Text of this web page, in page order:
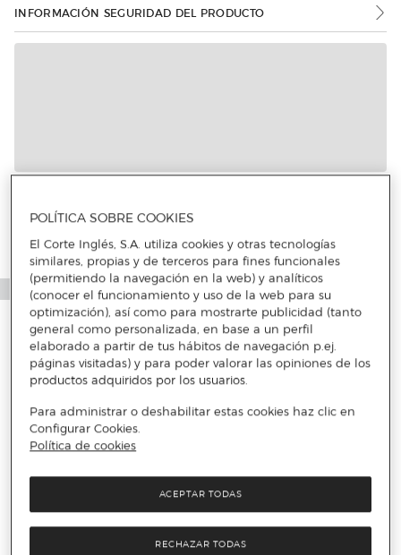
INFORMACIÓN SEGURIDAD DEL PRODUCTO
POLÍTICA SOBRE COOKIES
El Corte Inglés, S.A. utiliza cookies y otras tecnologías
similares, propias y de terceros para fines funcionales
(permitiendo la navegación en la web) y analíticos
(conocer el funcionamiento y uso de la web para su
optimización), así como para mostrarte publicidad (tanto
general como personalizada, en base a un perfil
elaborado a partir de tus hábitos de navegación p.ej.
páginas visitadas) y para poder valorar las opiniones de los
productos adquiridos por los usuarios.
Para administrar o deshabilitar estas cookies haz clic en
Configurar Cookies.
Política de cookies
RECHAZAR TODAS
ACEPTAR TODAS